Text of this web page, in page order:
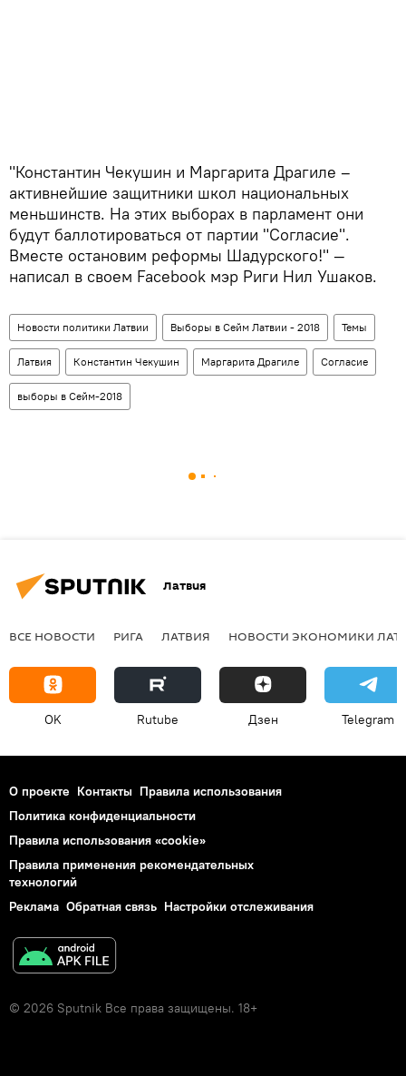
"Константин Чекушин и Маргарита Драгиле –
активнейшие защитники школ национальных
меньшинств. На этих выборах в парламент они
будут баллотироваться от партии "Согласие".
Вместе остановим реформы Шадурского!" —
написал в своем Facebook мэр Риги Нил Ушаков.
Новости политики Латвии Выборы в Сейм Латвии - 2018 Темы
Латвия Константин Чекушин Маргарита Драгиле Согласие
выборы в Сейм-2018
Латвия
ВСЕ НОВОСТИ РИГА ЛАТВИЯ НОВОСТИ ЭКОНОМИКИ
OK Rutube Дзен Telegram
О проекте Контакты Правила использования
Политика конфиденциальности
Правила использования «cookie»
Правила применения рекомендательных
технологий
Реклама Обратная связь Настройки отслеживания
© 2026 Sputnik Все права защищены. 18+